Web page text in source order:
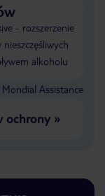
- rozszerzenie
alkoholu
Mondial Assistance
ochrony»